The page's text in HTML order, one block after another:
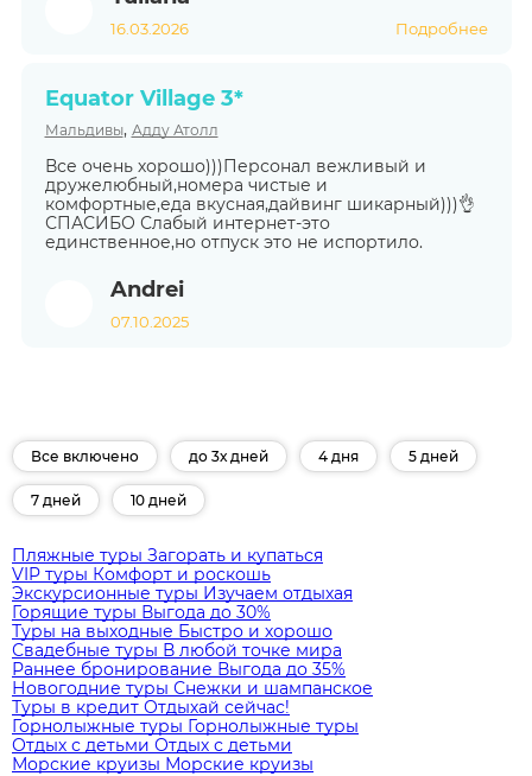
16.03.2026 Подробнее
Equator Village 3*
Мальдивы, Адду Атолл
Все очень хорошо)))Персонал вежливый и
дружелюбный,номера чистые и
комфортные,еда вкусная,дайвинг шикарный)))👌
СПАСИБО Слабый интернет-это
единственное,но отпуск это не испортило.
Andrei
07.10.2025
Все включено до 3х дней 4 дня 5 дней
7 дней 10 дней
Пляжные туры Загорать и купаться
VIP туры Комфорт и роскошь
Экскурсионные туры Изучаем отдыхая
Горящие туры Выгода до 30%
Туры на выходные Быстро и хорошо
Свадебные туры В любой точке мира
Раннее бронирование Выгода до 35%
Новогодние туры Снежки и шампанское
Туры в кредит Отдыхай сейчас!
Горнолыжные туры Горнолыжные туры
Отдых с детьми Отдых с детьми
Морские круизы Морские круизы